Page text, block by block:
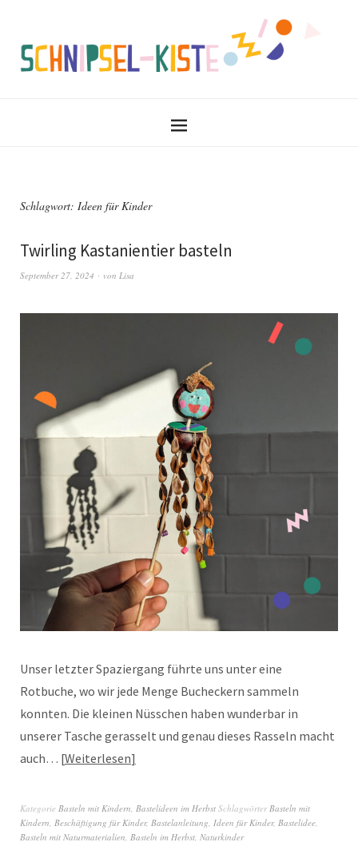
Schlagwort: Ideen für Kinder
Twirling Kastanientier basteln
September 27, 2024 von Lisa
Unser letzter Spaziergang führte uns unter eine
Rotbuche, wo wir jede Menge Bucheckern sammeln
konnten. Die kleinen Nüsschen haben wunderbar in
unserer Tasche gerasselt und genau dieses Rasseln macht
auch… Weiterlesen
Kategorie Basteln mit Kindern, Bastelideen im Herbst SchlagwörterBasteln mit
Kindern, Beschäftigung für Kinder, Bastelanleitung, Ideen für Kinder, Bastelidee,
Basteln mit Naturmaterialien, Basteln im Herbst, Naturkinder